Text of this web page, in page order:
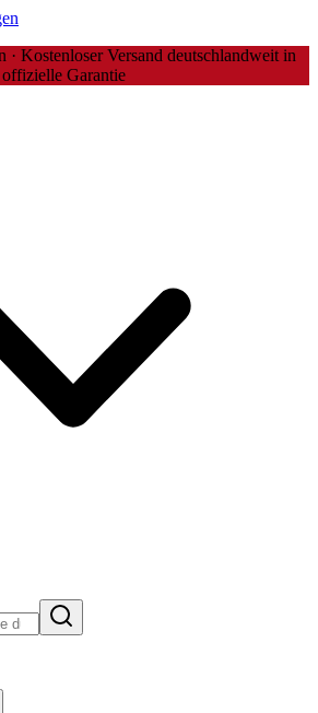
· Kostenloser Versand deutschlandweit in
Garantie